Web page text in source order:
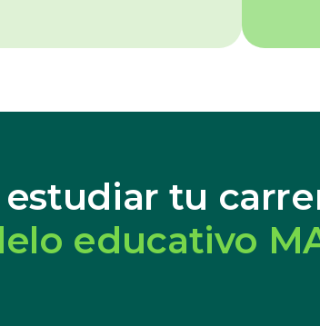
tu
educativo